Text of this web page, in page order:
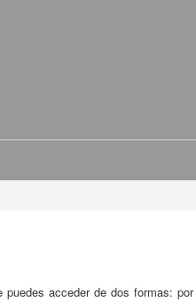
acceder de dos formas: por